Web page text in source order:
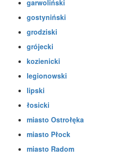
garwoliński
gostyniński
grodziski
grójecki
kozienicki
legionowski
lipski
łosicki
miasto Ostrołęka
miasto Płock
miasto Radom